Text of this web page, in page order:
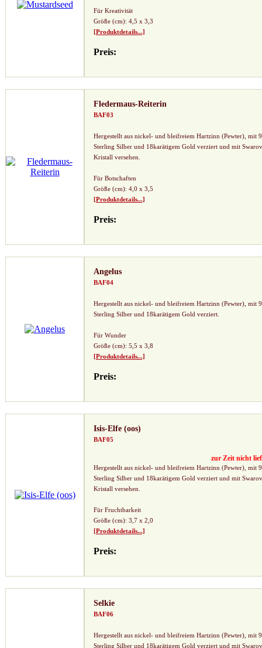
Für Kreativität
Größe (cm): 4,5 x 3,3
[Produktdetails...]
Preis:
Fledermaus-Reiterin
BAF03
Hergestellt aus nickel- und bleifreiem Hartzinn (Pewter), mit
Sterling Silber und 18karätigem Gold verziert und mit
Kristall versehen.
Für Botschaften
Größe (cm): 4,0 x 3,5
[Produktdetails...]
Preis:
Angelus
BAF04
Hergestellt aus nickel- und bleifreiem Hartzinn (Pewter), mit
Sterling Silber und 18karätigem Gold verziert.
Für Wunder
Größe (cm): 5,5 x 3,8
[Produktdetails...]
Preis:
Isis-Elfe (oos)
BAF05
zur Zeit nicht
Hergestellt aus nickel- und bleifreiem Hartzinn (Pewter), mit
Sterling Silber und 18karätigem Gold verziert und mit
Kristall versehen.
Für Fruchtbarkeit
Größe (cm): 3,7 x 2,0
[Produktdetails...]
Preis:
Selkie
BAF06
Hergestellt aus nickel- und bleifreiem Hartzinn (Pewter), mit
Sterling Silber und 18karätigem Gold verziert und mit